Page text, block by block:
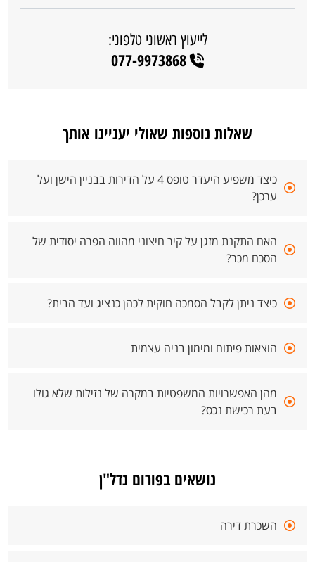
לייעוץ ראשוני טלפוני:
077-9973868
שאלות נוספות שאולי יעניינו אותך
כיצד משפיע היעדר טופס 4 על הדירות בבניין הישן ועל
ערכן?
האם התקנת מזגן על קיר חיצוני מהווה הפרה יסודית של
הסכם מכר?
כיצד ניתן לקבל הסמכה חוקית לכהן כנציג ועד הבית?
הוצאות פיתוח ומימון בניה עצמית
מהן האפשרויות המשפטיות במקרה של נזילות שלא גולו
בעת רכישת נכס?
נושאים בפורום נדל"ן
השכרת דירה